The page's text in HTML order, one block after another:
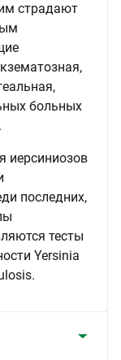
страдают
больных
иерсиниозов
последних,
тесты
Yersinia